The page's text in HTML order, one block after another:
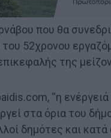
που θα
52χρονου
της
“η
στα όρια του
δημότες και